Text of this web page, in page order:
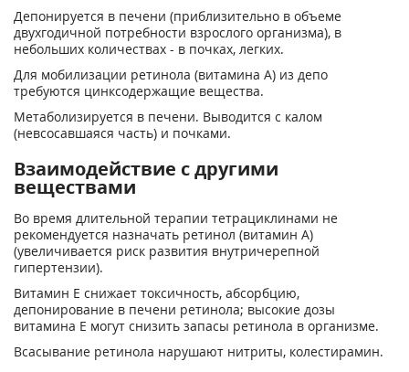
Депонируется в печени (приблизительно в объеме
двухгодичной потребности взрослого организма), в
небольших количествах - в почках, легких.
Для мобилизации ретинола (вита­мина А) из депо
требуются цинксодержащие вещества.
Метаболизируется в печени. Выводится с калом
(невсосавшаяся часть) и почками.
Взаимодействие с другими
веществами
Во время длительной терапии тетрациклинами не
рекомендуется назначать ретинол (витамин А)
(увеличивается риск развития внутричерепной
гипертензии).
Витамин Е снижает токсичность, абсорбцию,
депонирование в печени ретинола; высокие дозы
витамина Е могут снизить запасы ретинола в организме.
Всасывание ретинола нарушают нитриты, колестирамин.